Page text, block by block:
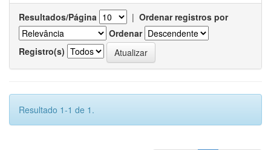
Resultados/Página | Ordenar registros por
Ordenar
Registro(s)
Resultado 1-1 de 1.